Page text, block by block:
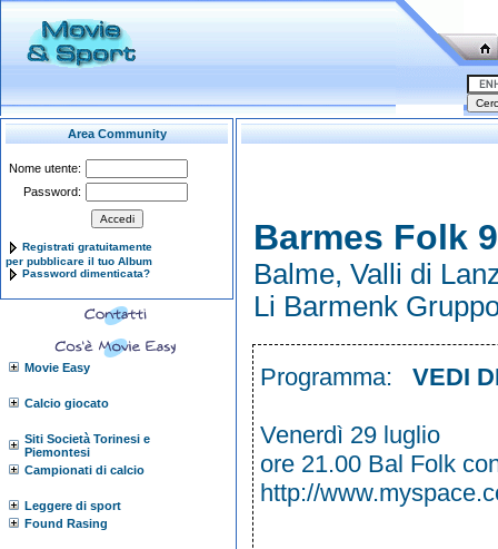
Area Community
Nome utente:
Password:
Registrati gratuitamente
per pubblicare il tuo Album
Password dimenticata?
Movie Easy
Calcio giocato
Siti Società Torinesi e
Piemontesi
Campionati di calcio
Leggere di sport
Found Rasing
Barmes Folk
Balme, Valli di
Li Barmenk
Programma: VEDI
Venerdì 29 luglio
ore 21.00 Bal Folk
http://